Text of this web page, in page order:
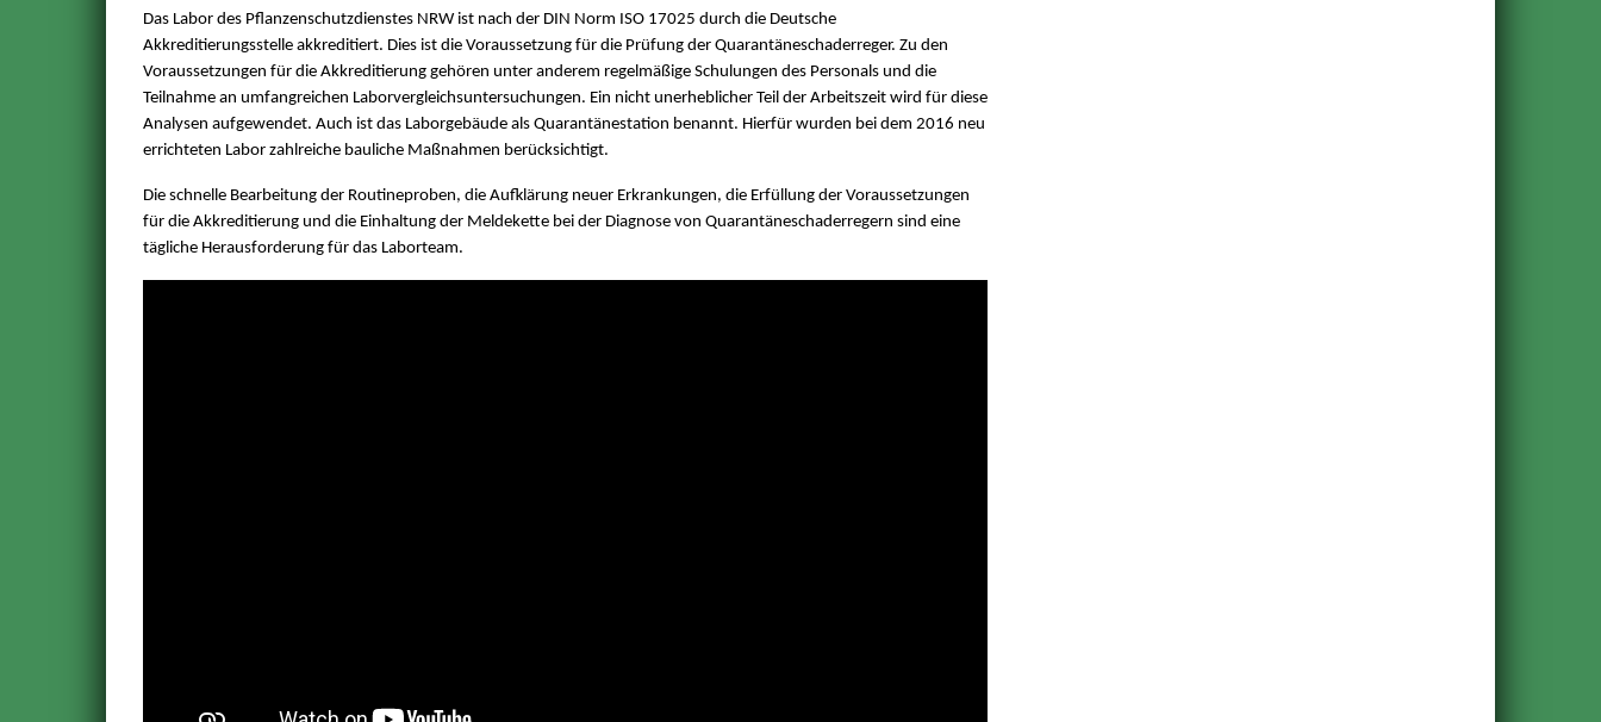
Das Labor des Pflanzenschutzdienstes NRW ist nach der DIN Norm ISO 17025 durch die Deutsche
Akkreditierungsstelle akkreditiert. Dies ist die Voraussetzung für die Prüfung der Quarantäneschaderreger. Zu den
Voraussetzungen für die Akkreditierung gehören unter anderem regelmäßige Schulungen des Personals und die
Teilnahme an umfangreichen Laborvergleichsuntersuchungen. Ein nicht unerheblicher Teil der Arbeitszeit wird für diese
Analysen aufgewendet. Auch ist das Laborgebäude als Quarantänestation benannt. Hierfür wurden bei dem 2016 neu
errichteten Labor zahlreiche bauliche Maßnahmen berücksichtigt.
Die schnelle Bearbeitung der Routineproben, die Aufklärung neuer Erkrankungen, die Erfüllung der Voraussetzungen
für die Akkreditierung und die Einhaltung der Meldekette bei der Diagnose von Quarantäneschaderregern sind eine
tägliche Herausforderung für das Laborteam.